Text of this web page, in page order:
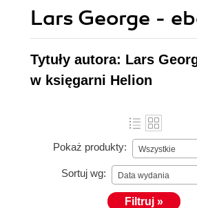
Lars George -
Tytuły autora: Lars
w księgarni Helion
Pokaż produkty: Wszystkie
Sortuj wg: Data wydania
Filtruj »